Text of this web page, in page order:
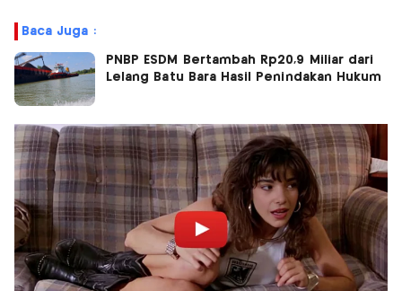
Baca Juga :
PNBP ESDM Bertambah Rp20,9 Miliar dari
Lelang Batu Bara Hasil Penindakan Hukum